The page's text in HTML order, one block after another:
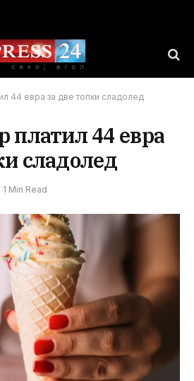
44 евра за две топки сладолед
платил 44 евра
сладолед
1 Min Read